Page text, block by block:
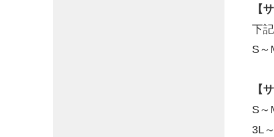
【
下
S～
【
S～
3L